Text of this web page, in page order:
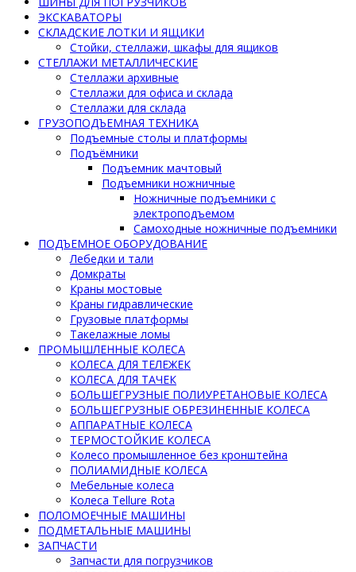
ЭКСКАВАТОРЫ
СКЛАДСКИЕ ЛОТКИ И ЯЩИКИ
Стойки, стеллажи, шкафы для ящиков
СТЕЛЛАЖИ МЕТАЛЛИЧЕСКИЕ
Стеллажи архивные
Стеллажи для офиса и склада
Стеллажи для склада
ГРУЗОПОДЪЕМНАЯ ТЕХНИКА
Подъемные столы и платформы
Подъёмники
Подъемник мачтовый
Подъемники ножничные
Ножничные подъемники с
электроподъемом
Самоходные ножничные подъемники
ПОДЪЕМНОЕ ОБОРУДОВАНИЕ
Лебедки и тали
Домкраты
Краны мостовые
Краны гидравлические
Грузовые платформы
Такелажные ломы
ПРОМЫШЛЕННЫЕ КОЛЕСА
КОЛЕСА ДЛЯ ТЕЛЕЖЕК
КОЛЕСА ДЛЯ ТАЧЕК
БОЛЬШЕГРУЗНЫЕ ПОЛИУРЕТАНОВЫЕ КОЛЕСА
БОЛЬШЕГРУЗНЫЕ ОБРЕЗИНЕННЫЕ КОЛЕСА
АППАРАТНЫЕ КОЛЕСА
ТЕРМОСТОЙКИЕ КОЛЕСА
Колесо промышленное без кронштейна
ПОЛИАМИДНЫЕ КОЛЕСА
Мебельные колеса
Колеса Tellure Rota
ПОЛОМОЕЧНЫЕ МАШИНЫ
ПОДМЕТАЛЬНЫЕ МАШИНЫ
ЗАПЧАСТИ
Запчасти для погрузчиков